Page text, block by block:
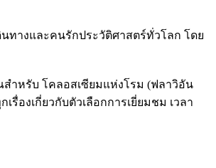
นทางและคนรักประวัติศาสตร์ทั่วโลก โดย
ำหรับ โคลอสเซียมแห่งโรม (ฟลาวิอัน
รื่องเกี่ยวกับตัวเลือกการเยี่ยมชม เวลา